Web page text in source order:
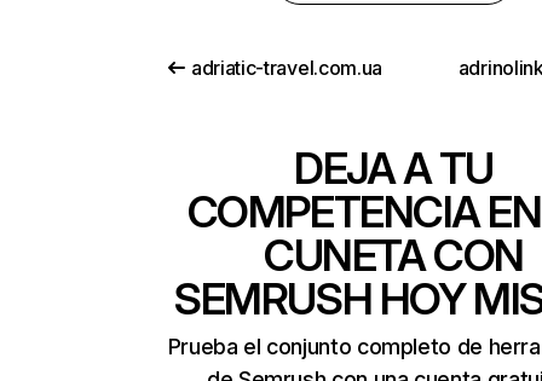
adriatic-travel.com.ua
DEJA A TU
COMPETENCIA
CUNETA CON
SEMRUSH HOY
Prueba el conjunto completo de